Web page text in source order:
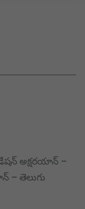
అక్షరయాన్ –
– తెలుగు